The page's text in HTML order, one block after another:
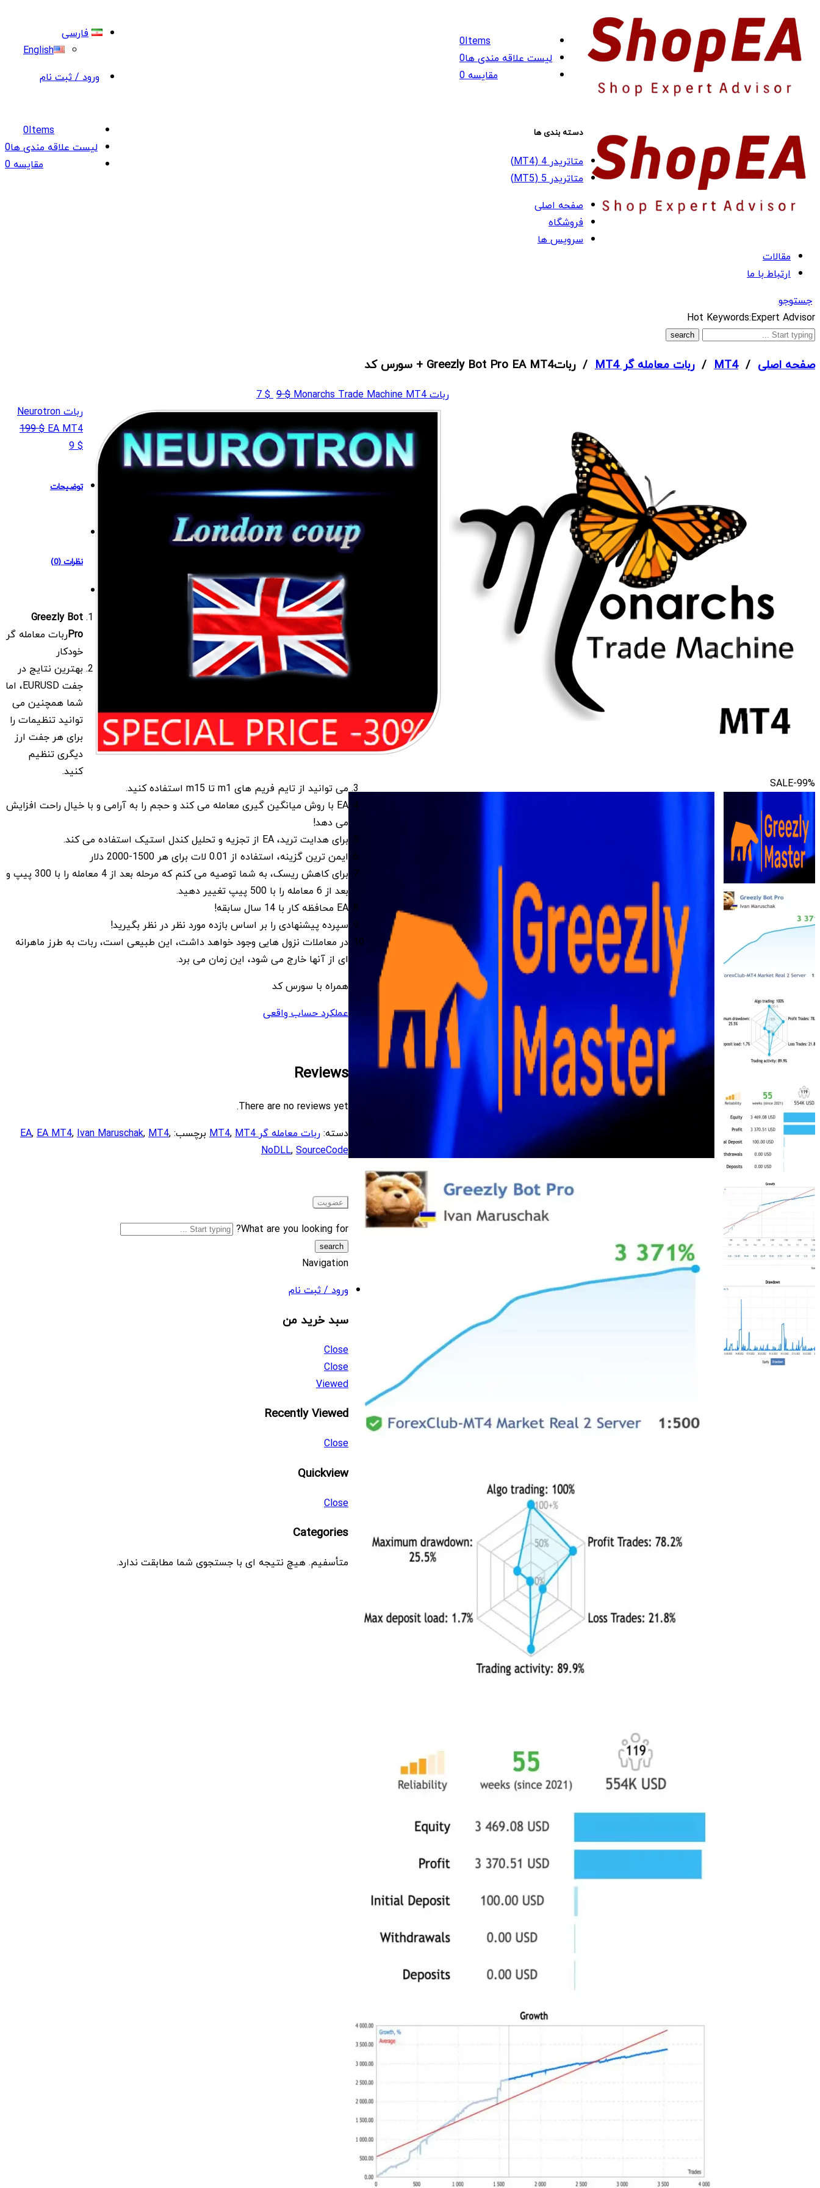
فارسی
English
ورود / ثبت نام
0Items
لیست علاقه مندی ها0
مقایسه0
0Items
لیست علاقه مندی ها0
مقایسه0
دسته بندی ها
متاتریدر 4 (MT4)
متاتریدر 5 (MT5)
صفحه اصلی
فروشگاه
سرویس ها
مقالات
ارتباط با ما
جستوجو
What
are
looking
Hot Keywords:Expert Advisor
صفحه اصلی /
MT4
/ربات معامله گر MT4 / رباتGreezly Bot Pro EA MT4 + سورس کد
ربات Monarchs Trade Machine MT4 $
9
قیمت
اصلی
$ 9
بود.
$
7 قیمت
فعلی
$ 7
است.
ربات Neurotron
EA MT4
$
199
قیمت
$ 199
بود.
$
9 قیمت
$ 9
است.
SALE-99%
توضیحات
نظرات (0)
Greezly Bot
Proربات معامله گر
خودکار
بهترین نتایج در
جفت EURUSD، اما
شما همچنین می
توانید تنظیمات را
برای هر جفت ارز
دیگری تنظیم
کنید.
می توانید از تایم فریم های m1 تا m15 استفاده کنید.
EA با روش میانگین گیری معامله می کند و حجم را به آرامی و با خیال راحت افزایش
می دهد!
برای هدایت ترید، EA از تجزیه و تحلیل کندل استیک استفاده می کند.
ایمن ترین گزینه، استفاده از 0.01 لات برای هر 1500-2000 دلار
برای کاهش ریسک، به شما توصیه می کنم که مرحله بعد از 4 معامله را با 300 پیپ و
بعد از 6 معامله را با 500 پیپ تغییر دهید.
EA محافظه کار با 14 سال سابقه!
سپرده پیشنهادی را بر اساس بازده مورد نظر در نظر بگیرید!
در معاملات نزول هایی وجود خواهد داشت، این طبیعی است، ربات به طرز ماهرانه
ای از آنها خارج می شود، این زمان می برد.
همراه با سورس کد
عملکرد حساب واقعی
Reviews
There are no reviews yet.
دسته:ربات معامله گر MT4 ,MT4 برچسب: EA,EA MT4,Ivan Maruschak,MT4,
NoDLL,SourceCode
What are you looking for?
Navigation
ورود / ثبت نام
سبد خرید من
Close
Close
Viewed
Recently Viewed
Close
Quickview
Close
Categories
متأسفیم. هیچ نتیجه ای با جستجوی شما مطابقت ندارد.